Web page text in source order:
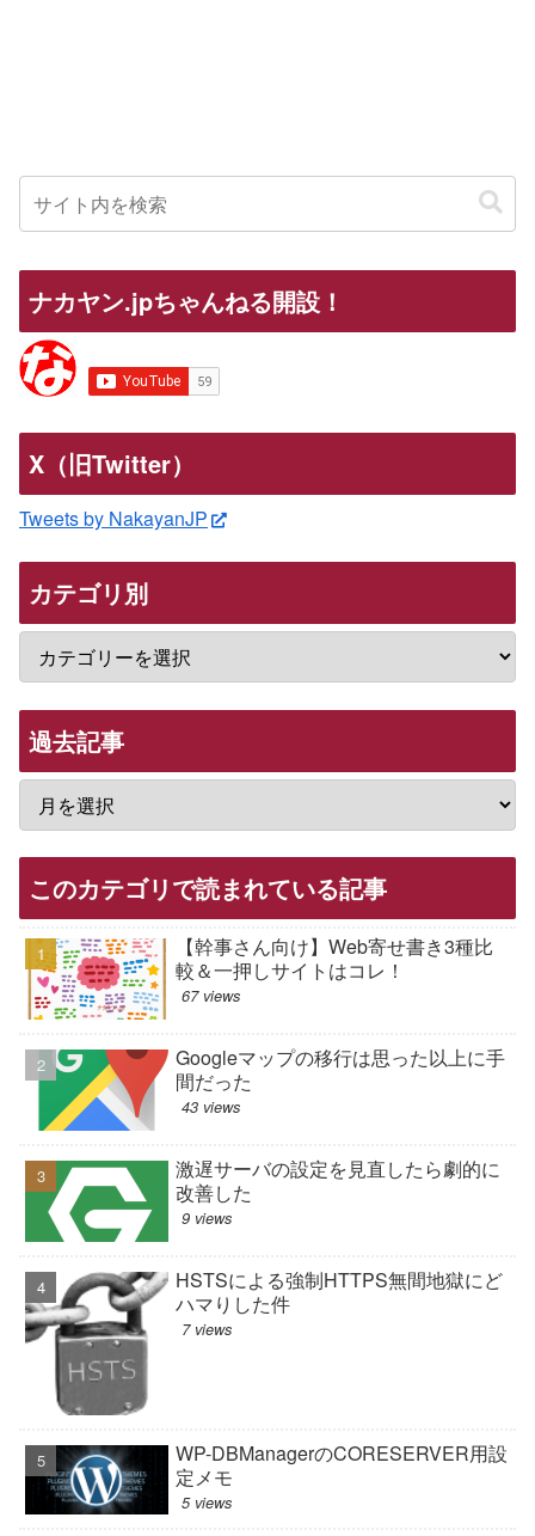
ナカヤン.jpちゃんねる開設！
X（旧Twitter）
Tweets by NakayanJP
カテゴリ別
過去記事
このカテゴリで読まれている記事
【幹事さん向け】Web寄せ書き3種比
較＆一押しサイトはコレ！
67 views
Googleマップの移行は思った以上に手
間だった
43 views
激遅サーバの設定を見直したら劇的に
改善した
9 views
HSTSによる強制HTTPS無間地獄にど
ハマりした件
7 views
WP-DBManagerのCORESERVER用設
定メモ
5 views